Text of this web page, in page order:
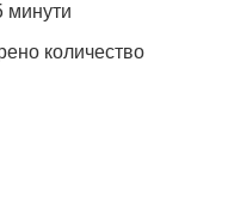
минути
количество